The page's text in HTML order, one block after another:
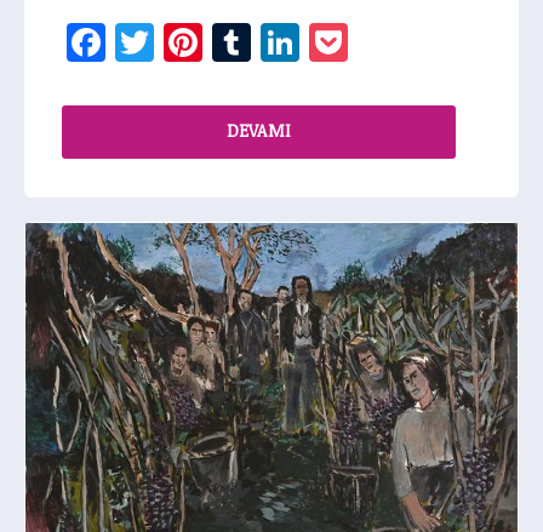
Facebook
TwitterPinterest
TumblrLinkedIn
DEVAMI